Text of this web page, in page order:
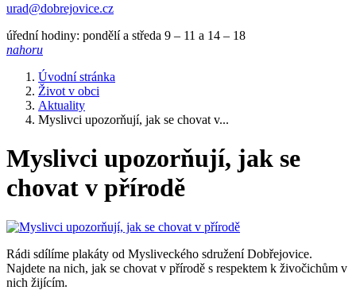
urad@dobrejovice.cz
úřední hodiny: pondělí a středa 9 – 11 a 14 – 18
nahoru
Úvodní stránka
Život v obci
Aktuality
Myslivci upozorňují, jak se chovat v...
Myslivci upozorňují, jak se
chovat v přírodě
Rádi sdílíme plakáty od Mysliveckého sdružení Dobřejovice.
Najdete na nich, jak se chovat v přírodě s respektem k živočichům v
nich žijícím.